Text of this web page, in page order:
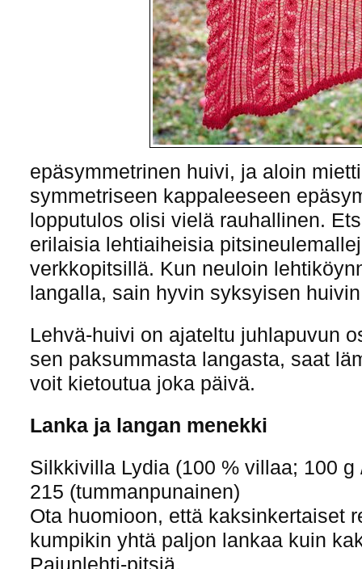
epäsymmetrinen huivi, ja aloin
symmetriseen kappaleeseen
lopputulos olisi vielä rauhallinen.
erilaisia lehtiaiheisia
verkkopitsillä. Kun neuloin
langalla, sain hyvin syksyisen
Lehvä-huivi on ajateltu juhlapuvun
sen paksummasta langasta, saat
voit kietoutua joka päivä.
Lanka ja langan menekki
Silkkivilla Lydia (100 % villaa; 100
215 (tummanpunainen)
Ota huomioon, että kaksinkertaiset
kumpikin yhtä paljon lankaa kuin
Pajunlehti-pitsiä.